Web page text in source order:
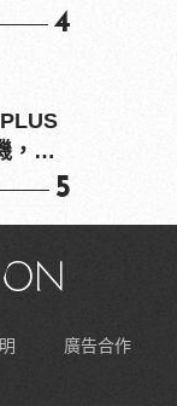
4
，在
5
廣告合作